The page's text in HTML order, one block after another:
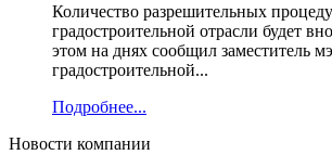
Количество разрешительных
градостроительной отрасли будет
этом на днях сообщил заместитель
градостроительной...
Подробнее...
Новости компании